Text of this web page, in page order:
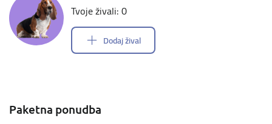
Tvoje živali: 0
Dodaj žival
Paketna ponudba